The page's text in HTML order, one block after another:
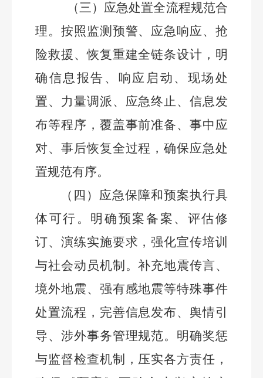
（三）应急处置全流程规范合
理。 按照监测预警、应急响应、抢
险救援、恢复重建全链条设计，明
确信息报告、响应启动、现场处
置、力量调派、应急终止、信息发
布等程序，覆盖事前准备、事中应
对、事后恢复全过程，确保应急处
置规范有序。
（四）应急保障和预案执行具
体可行。 明确预案备案、评估修
订、演练实施要求，强化宣传培训
与社会动员机制。补充地震传言、
境外地震、强有感地震等特殊事件
处置流程，完善信息发布、舆情引
导、涉外事务管理规范。明确奖惩
与监督检查机制，压实各方责任，